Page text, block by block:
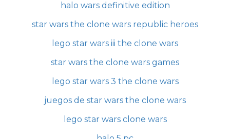
halo wars definitive edition
star wars the clone wars republic heroes
lego star wars iii the clone wars
star wars the clone wars games
lego star wars 3 the clone wars
juegos de star wars the clone wars
lego star wars clone wars